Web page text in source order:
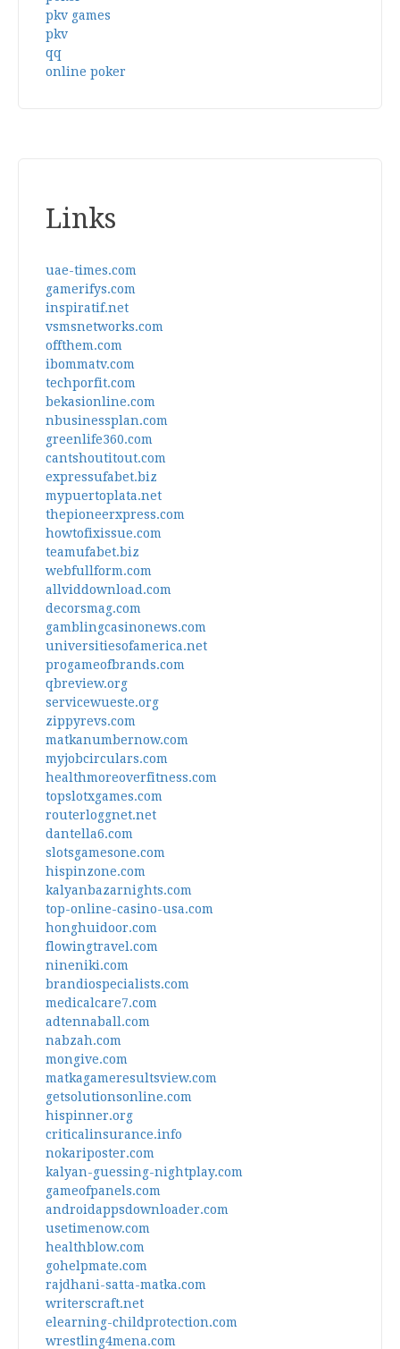
pkv games
pkv
qq
online poker
Links
uae-times.com
gamerifys.com
inspiratif.net
vsmsnetworks.com
offthem.com
ibommatv.com
techporfit.com
bekasionline.com
nbusinessplan.com
greenlife360.com
cantshoutitout.com
expressufabet.biz
mypuertoplata.net
thepioneerxpress.com
howtofixissue.com
teamufabet.biz
webfullform.com
allviddownload.com
decorsmag.com
gamblingcasinonews.com
universitiesofamerica.net
progameofbrands.com
qbreview.org
servicewueste.org
zippyrevs.com
matkanumbernow.com
myjobcirculars.com
healthmoreoverfitness.com
topslotxgames.com
routerloggnet.net
dantella6.com
slotsgamesone.com
hispinzone.com
kalyanbazarnights.com
top-online-casino-usa.com
honghuidoor.com
flowingtravel.com
nineniki.com
brandiospecialists.com
medicalcare7.com
adtennaball.com
nabzah.com
mongive.com
matkagameresultsview.com
getsolutionsonline.com
hispinner.org
criticalinsurance.info
nokariposter.com
kalyan-guessing-nightplay.com
gameofpanels.com
androidappsdownloader.com
usetimenow.com
healthblow.com
gohelpmate.com
rajdhani-satta-matka.com
writerscraft.net
elearning-childprotection.com
wrestling4mena.com